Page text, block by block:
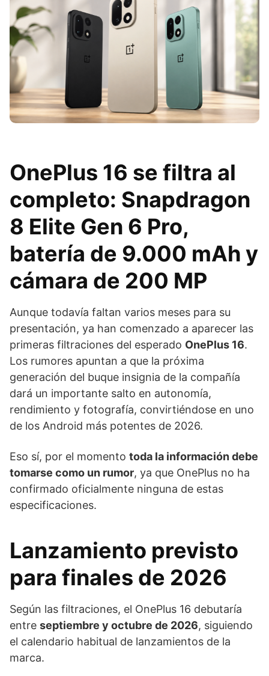
OnePlus 16 se filtra al
completo: Snapdragon
8 Elite Gen 6 Pro,
batería de 9.000 mAh y
cámara de 200 MP
Aunque todavía faltan varios meses para su
presentación, ya han comenzado a aparecer las
primeras filtraciones del esperado OnePlus 16.
Los rumores apuntan a que la próxima
generación del buque insignia de la compañía
dará un importante salto en autonomía,
rendimiento y fotografía, convirtiéndose en uno
de los Android más potentes de 2026.
Eso sí, por el momento toda la información debe
tomarse como un rumor, ya que OnePlus no ha
confirmado oficialmente ninguna de estas
especificaciones.
Lanzamiento previsto
para finales de 2026
Según las filtraciones, el OnePlus 16 debutaría
entre septiembre y octubre de 2026, siguiendo
el calendario habitual de lanzamientos de la
marca.